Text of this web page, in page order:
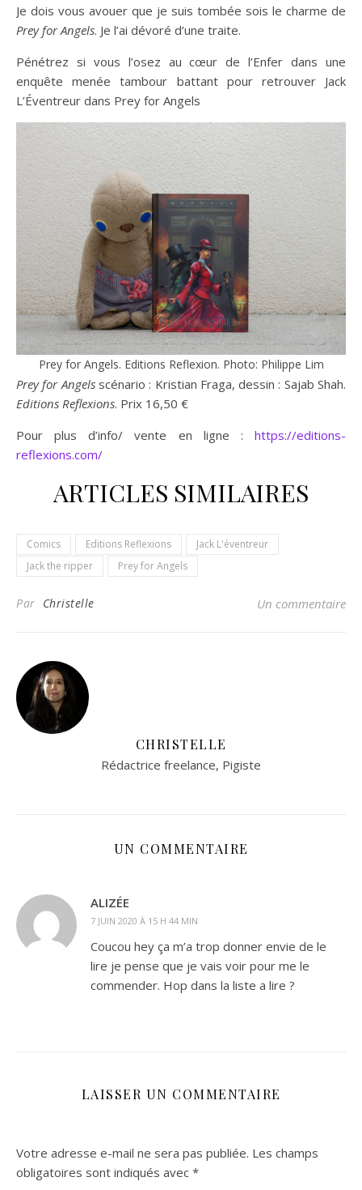
Je dois vous avouer que je suis tombée sois le charme de
Prey for Angels. Je l’ai dévoré d’une traite.
Pénétrez si vous l’osez au cœur de l’Enfer dans une
enquête menée tambour battant pour retrouver Jack
L’Éventreur dans Prey for Angels
Prey for Angels. Editions Reflexion. Photo: Philippe Lim
Prey for Angelsscénario : Kristian Fraga, dessin : Sajab Shah.
Editions Reflexions. Prix 16,50 €
Pour plus d’info/ vente en ligne : https://editions-
reflexions.com/
ARTICLES SIMILAIRES
Comics Editions Reflexions
Jack L'éventreur
Jack the ripper
Prey for Angels
Par Christelle Un commentaire
CHRISTELLE
Rédactrice freelance, Pigiste
UN COMMENTAIRE
ALIZÉE
7 JUIN 2020 À 15 H 44 MIN
Coucou hey ça m’a trop donner envie de le
lire je pense que je vais voir pour me le
commender. Hop dans la liste a lire ?
LAISSER UN COMMENTAIRE
Votre adresse e-mail ne sera pas publiée. Les champs
obligatoires sont indiqués avec *